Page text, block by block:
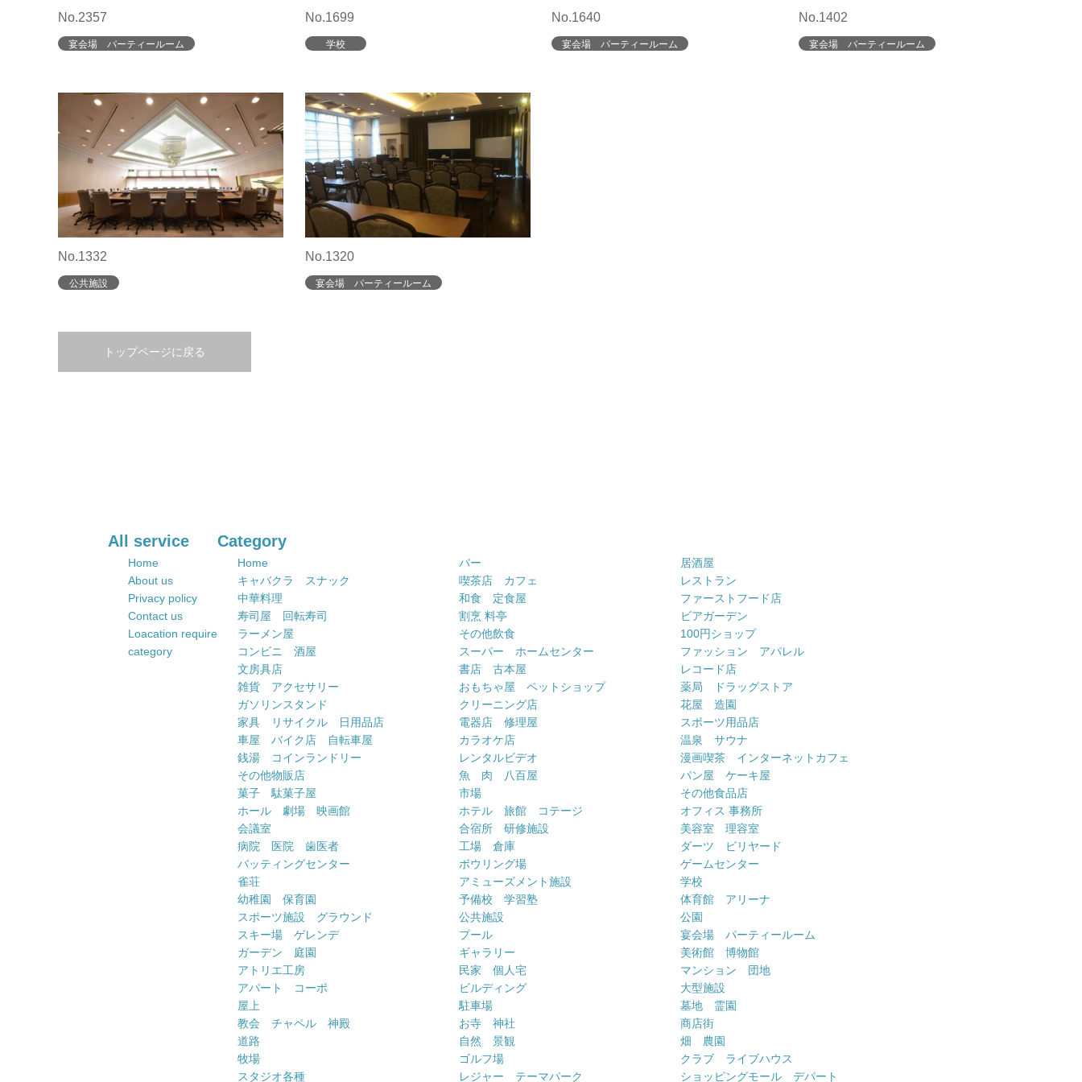
No.2357
宴会場 パーティールーム
No.1699
学校
No.1640
宴会場 パーティールーム
No.1402
宴会場 パーティールーム
No.1332
公共施設
No.1320
宴会場 パーティールーム
トップページに戻る
All service
Home
About us
Privacy policy
Contact us
Loacation require
category
Category
Home バー
居酒屋
キャバクラ スナック
喫茶店 カフェ
レストラン
中華料理
和食 定食屋
ファーストフード店
寿司屋 回転寿司
割烹 料亭
ビアガーデン
ラーメン屋
その他飲食
100円ショップ
コンビニ 酒屋
スーパー ホームセンター
ファッション アパレル
文房具店
書店 古本屋
レコード店
雑貨 アクセサリー
おもちゃ屋 ペットショップ
薬局 ドラッグストア
ガソリンスタンド
クリーニング店
花屋 造園
家具 リサイクル 日用品店
電器店 修理屋
スポーツ用品店
車屋 バイク店 自転車屋
カラオケ店
温泉 サウナ
銭湯 コインランドリー
レンタルビデオ
漫画喫茶 インターネットカフェ
その他物販店
魚 肉 八百屋
パン屋 ケーキ屋
菓子 駄菓子屋
市場
その他食品店
ホール 劇場 映画館
ホテル 旅館 コテージ
オフィス 事務所
会議室
合宿所 研修施設
美容室 理容室
病院 医院 歯医者
工場 倉庫
ダーツ ビリヤード
バッティングセンター
ボウリング場
ゲームセンター
雀荘
アミューズメント施設
学校
幼稚園 保育園
予備校 学習塾
体育館 アリーナ
スポーツ施設 グラウンド
公共施設
公園
スキー場 ゲレンデ
プール
宴会場 パーティールーム
ガーデン 庭園
ギャラリー
美術館 博物館
アトリエ工房
民家 個人宅
マンション 団地
アパート コーポ
ビルディング
大型施設
屋上
駐車場
墓地 霊園
教会 チャペル 神殿
お寺 神社
商店街
道路
自然 景観
畑 農園
牧場
ゴルフ場
クラブ ライブハウス
スタジオ各種
レジャー テーマパーク ショッピングモール デパート